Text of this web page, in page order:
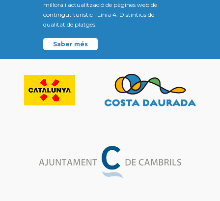
millora i actualització de pàgines web de
contingut turístic i Línia 4: Distintius de
qualitat de platges.
Saber més